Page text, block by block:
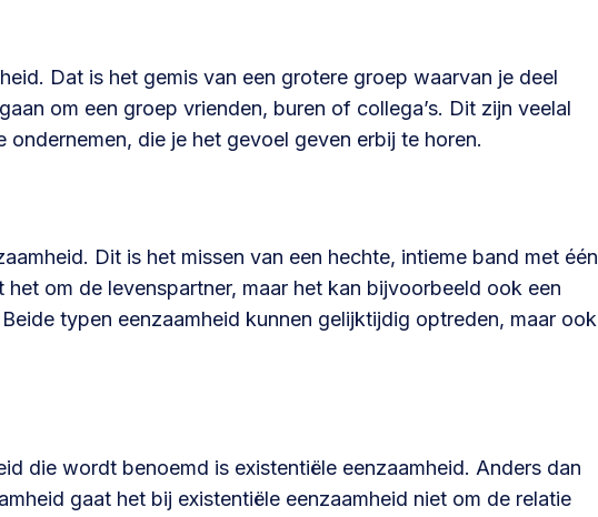
Dat is het gemis van een grotere groep waarvan je deel
om een groep vrienden, buren of collega’s. Dit zijn veelal
ondernemen, die je het gevoel geven erbij te horen.
Dit is het missen van een hechte, intieme band met één
om de levenspartner, maar het kan bijvoorbeeld ook een
typen eenzaamheid kunnen gelijktijdig optreden, maar ook
die wordt benoemd is existentiële eenzaamheid. Anders dan
gaat het bij existentiële eenzaamheid niet om de relatie